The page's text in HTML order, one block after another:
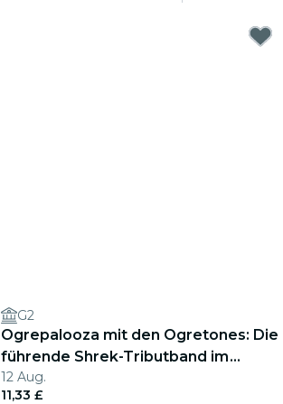
G2
Ogrepalooza mit den Ogretones: Die
führende Shrek-Tributband im
Vereinigten Königreich
12 Aug.
11,33 £